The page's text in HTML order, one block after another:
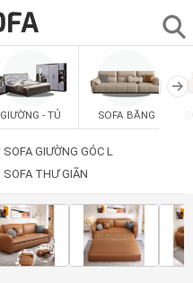
▼
GIƯỜNG - TỦ SOFA BĂNG
SOFA GIƯỜNG GÓC L
SOFA THƯ GIÃN